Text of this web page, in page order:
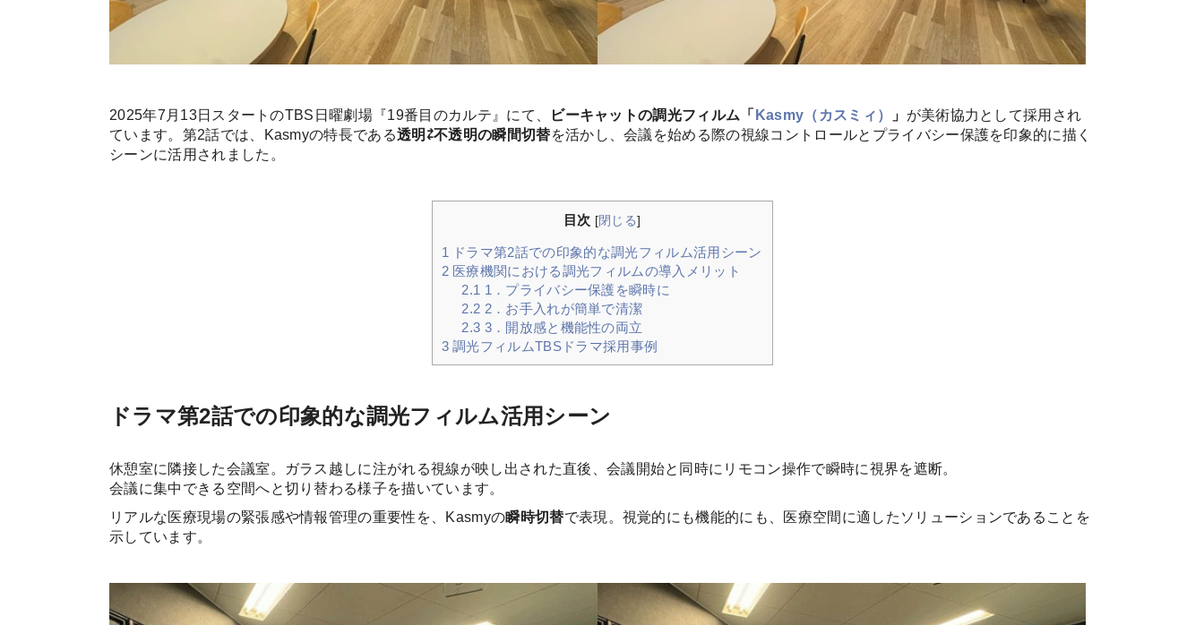
2025年7月13日スタートのTBS日曜劇場『19番目のカルテ』にて、 ビーキャットの調光フィルム「 Kasmy（カスミィ） 」 が美術協力として採用され
ています。第2話では、Kasmyの特長である透明⇄不透明の瞬間切替を活かし、会議を始める際の視線コントロールとプライバシー保護を印象的に描く
シーンに活用されました。
目次 [閉じる]
1
ドラマ第2話での印象的な調光フィルム活用シーン
2医療機関における調光フィルムの導入メリット
2.1 1．プライバシー保護を瞬時に
2.2 2．お手入れが簡単で清潔
2.3 3．開放感と機能性の両立
3調光フィルムTBSドラマ採用事例
ドラマ第2話での印象的な調光フィルム活用シーン
休憩室に隣接した会議室。ガラス越しに注がれる視線が映し出された直後、会議開始と同時にリモコン操作で瞬時に視界を遮断。
会議に集中できる空間へと切り替わる様子を描いています。
リアルな医療現場の緊張感や情報管理の重要性を、Kasmyの瞬時切替で表現。視覚的にも機能的にも、医療空間に適したソリューションであることを
示しています。